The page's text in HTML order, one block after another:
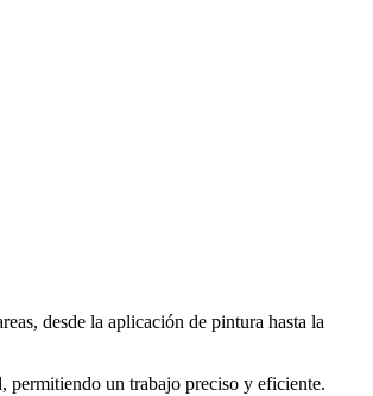
desde la aplicación de pintura hasta la
permitiendo un trabajo preciso y eficiente.